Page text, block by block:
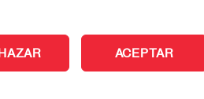
tiene
RSC en
ACEPTAR